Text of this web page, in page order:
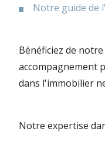
Notre guide de
Bénéficiez de
accompagnement
dans l'immobilier
Notre expertise